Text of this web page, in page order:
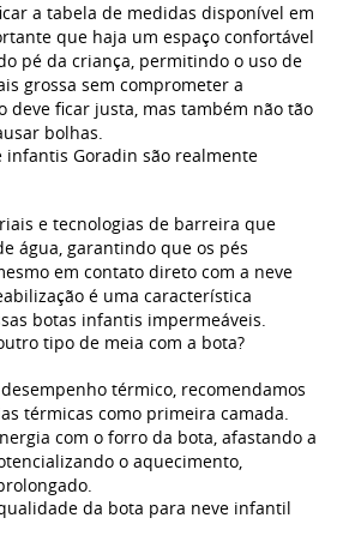
a tabela de medidas disponível em
que haja um espaço confortável
pé da criança, permitindo o uso de
grossa sem comprometer a
deve ficar justa, mas também não tão
bolhas.
infantis Goradin são realmente
e tecnologias de barreira que
água, garantindo que os pés
em contato direto com a neve
é uma característica
botas infantis impermeáveis.
tipo de meia com a bota?
térmico, recomendamos
térmicas como primeira camada.
com o forro da bota, afastando a
o aquecimento,
da bota para neve infantil